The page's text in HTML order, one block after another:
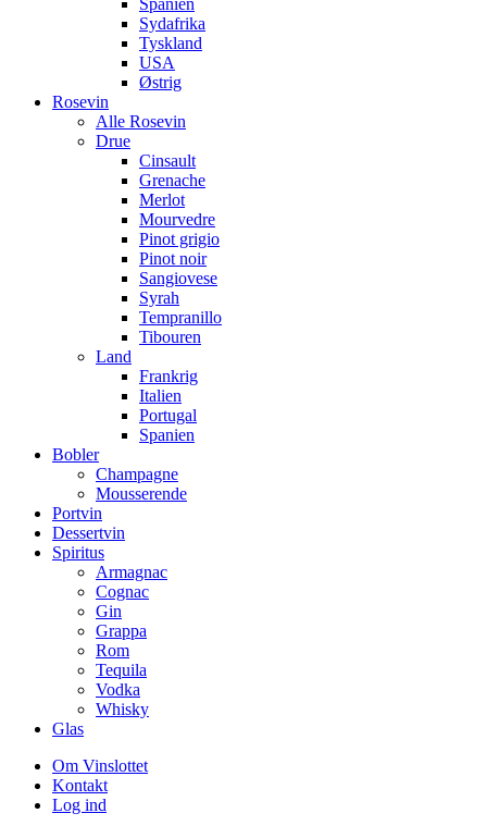
Sydafrika
Tyskland
USA
Østrig
Rosevin
Alle Rosevin
Drue
Cinsault
Grenache
Merlot
Mourvedre
Pinot grigio
Pinot noir
Sangiovese
Syrah
Tempranillo
Tibouren
Land
Frankrig
Italien
Portugal
Spanien
Bobler
Champagne
Mousserende
Portvin
Dessertvin
Spiritus
Armagnac
Cognac
Gin
Grappa
Rom
Tequila
Vodka
Whisky
Glas
Om Vinslottet
Kontakt
Log ind